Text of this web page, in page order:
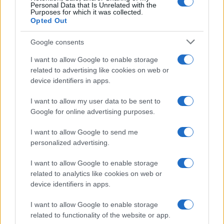
Personal Data that Is Unrelated with the
Purposes for which it was collected.
Opted Out
Google consents
I want to allow Google to enable storage
related to advertising like cookies on web or
device identifiers in apps.
I want to allow my user data to be sent to
Google for online advertising purposes.
I want to allow Google to send me
personalized advertising.
I want to allow Google to enable storage
related to analytics like cookies on web or
device identifiers in apps.
I want to allow Google to enable storage
related to functionality of the website or app.
peraltro in calo costante e conta ben 4
rappresentanti nel Sacro Collegio, tutti cardinali
elettori.
È ben vero che quandoil premier liberale Justin
Trudeaufece visita a Papa Francesco nel 2017,
portò anche la richiesta di un viaggio in Canada
popolazioni indigene.
Ma forse il motivo della scelta del Canada per il
suo trentasettesimo viaggio apostolico è più terra
Bergoglio ha per il denaro, nonostante non